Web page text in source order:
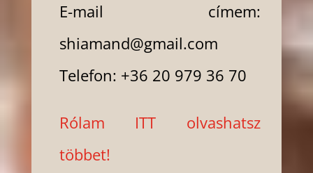
E-mail címem:
shiamand@gmail.com
Telefon: +36 20 979 36 70
Rólam ITT olvashatsz
többet!